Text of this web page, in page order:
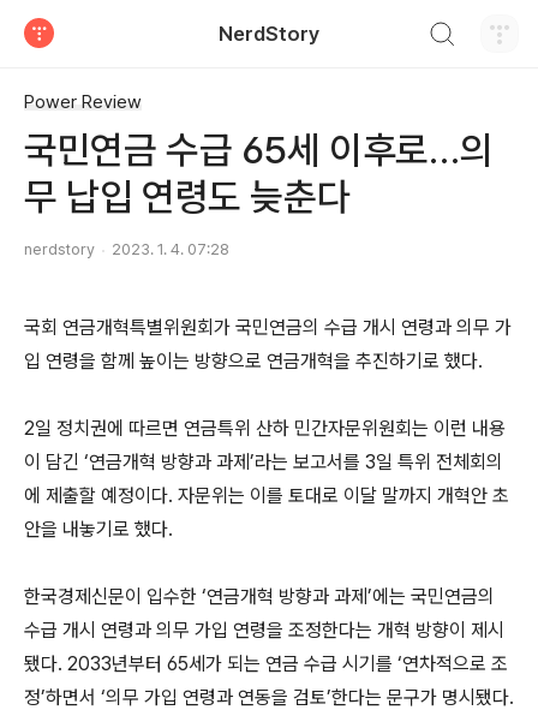
NerdStory
Power Review
국민연금 수급 65세 이후로…의
무 납입 연령도 늦춘다
nerdstory 2023. 1. 4. 07:28
국회 연금개혁특별위원회가 국민연금의 수급 개시 연령과 의무 가
입 연령을 함께 높이는 방향으로 연금개혁을 추진하기로 했다.
2일 정치권에 따르면 연금특위 산하 민간자문위원회는 이런 내용
이 담긴 ‘연금개혁 방향과 과제’라는 보고서를 3일 특위 전체회의
에 제출할 예정이다. 자문위는 이를 토대로 이달 말까지 개혁안 초
안을 내놓기로 했다.
한국경제신문이 입수한 ‘연금개혁 방향과 과제’에는 국민연금의
수급 개시 연령과 의무 가입 연령을 조정한다는 개혁 방향이 제시
됐다. 2033년부터 65세가 되는 연금 수급 시기를 ‘연차적으로 조
정’하면서 ‘의무 가입 연령과 연동을 검토’한다는 문구가 명시됐다.